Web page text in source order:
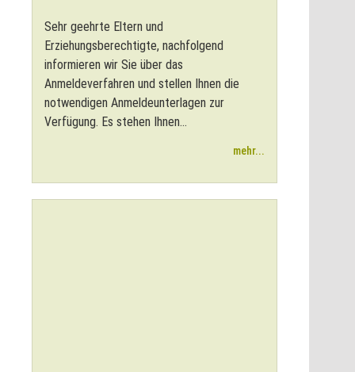
Sehr geehrte Eltern und
Erziehungsberechtigte, nachfolgend
informieren wir Sie über das
Anmeldeverfahren und stellen Ihnen die
notwendigen Anmeldeunterlagen zur
Verfügung. Es stehen Ihnen...
mehr...